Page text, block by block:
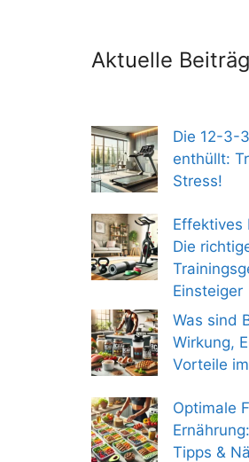
Aktuelle
Die 12-3-
enthüllt:
Stress!
Effektives
Die
Einsteiger
Was sind
Wirkung,
Vorteile
Optimale
Tipps &